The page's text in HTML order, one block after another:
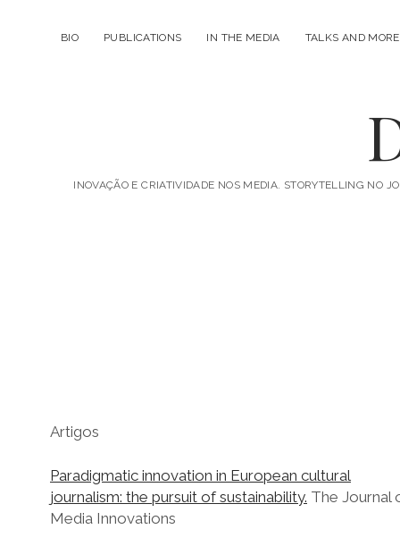
BIO PUBLICATIONS IN THE MEDIA TALKS AND MORE
INOVAÇÃO E CRIATIVIDADE NOS MEDIA. STORYTELLING NO
Artigos
Paradigmatic innovation in European cultural
journalism: the pursuit of sustainability. The Journal
Media Innovations